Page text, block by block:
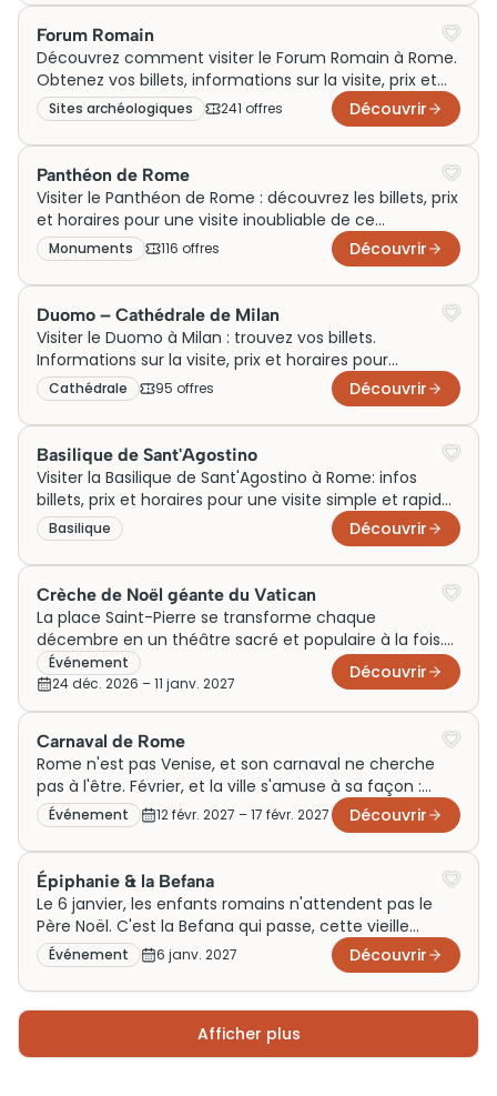
Forum Romain
Découvrez comment visiter le Forum Romain à Rome.
Obtenez vos billets, informations sur la visite, prix et
horaires pour une expérience inoubliable!
Sites archéologiques 241 offres Découvrir
Panthéon de Rome
Visiter le Panthéon de Rome : découvrez les billets, prix
et horaires pour une visite inoubliable de ce
monument emblématique. Réservez vite !
Monuments 116 offres Découvrir
Duomo – Cathédrale de Milan
Visiter le Duomo à Milan : trouvez vos billets.
Informations sur la visite, prix et horaires pour
découvrir la majestueuse cathédrale.
Cathédrale 95 offres Découvrir
Basilique de Sant'Agostino
Visiter la Basilique de Sant'Agostino à Rome: infos
billets, prix et horaires pour une visite simple et rapide
à découvrir facilement maintenant.
Basilique Découvrir
Crèche de Noël géante du Vatican
La place Saint-Pierre se transforme chaque
décembre en un théâtre sacré et populaire à la fois.
La crèche géante qui trône au pied de l'obélisque
n'est pas qu'une décoration : c'est un événement en
soi, attendu, commenté, photographié par des
millions de visiteurs venus des quatre coins du monde.
Les Romains, eux, y passent souvent le soir, presque
en passant, comme on rend visite à quelque chose
de familier. Grande et intime à la fois. C'est ça, Rome
à Noël.
Événement
24 déc. 2026 – 11 janv. 2027
Découvrir
Carnaval de Rome
Rome n'est pas Venise, et son carnaval ne cherche
pas à l'être. Février, et la ville s'amuse à sa façon :
défilés costumés sur la Via del Corso, confettis plein
les pavés, animations dans les quartiers historiques.
Populaire et sans prétention, le carnaval romain puise
dans une tradition multiséculaire que les familles
perpétuent avec une simplicité attachante. Loin des
strass et des paillettes, c'est la fête du coin de la rue.
Authentique, comme Rome sait l'être.
Événement 12 févr. 2027 – 17 févr. 2027 Découvrir
Épiphanie & la Befana
Le 6 janvier, les enfants romains n'attendent pas le
Père Noël. C'est la Befana qui passe, cette vieille
sorcière bienveillante à la chevelure hirsute et au balai
volant, qui remplit les chaussettes de bonbons ou de
charbon selon les mérites de chacun. Place Navone
se couvre de stands de sucreries et de jouets depuis
des semaines. Un rituel populaire ancré dans chaque
famille romaine, bien plus viscéral que Noël. L'hiver
Événement 6 janv. 2027 Découvrir
Afficher plus